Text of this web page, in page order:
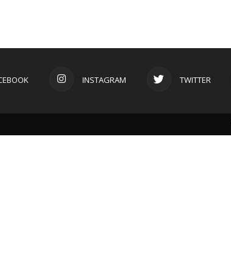
INSTAGRAM TWITTER